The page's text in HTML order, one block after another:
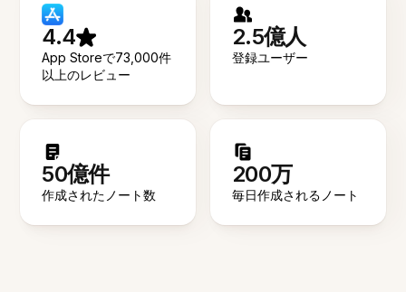
4.4
App Storeで73,000件
以上のレビュー
2.5億人
登録ユーザー
50億件
作成されたノート数
200万
毎日作成されるノート